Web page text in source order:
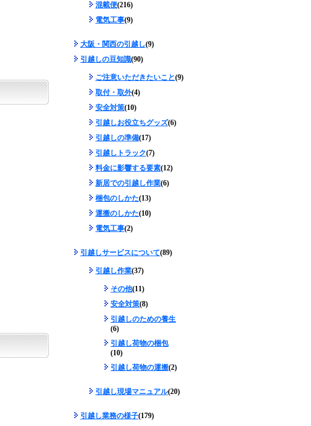
混載便(216)
電気工事(9)
大阪・関西の引越し(9)
引越しの豆知識(90)
ご注意いただきたいこと(9)
取付・取外(4)
安全対策(10)
引越しお役立ちグッズ(6)
引越しの準備(17)
引越しトラック(7)
料金に影響する要素(12)
新居での引越し作業(6)
梱包のしかた(13)
運搬のしかた(10)
電気工事(2)
引越しサービスについて(89)
引越し作業(37)
その他(11)
安全対策(8)
引越しのための養生
(6)
引越し荷物の梱包
(10)
引越し荷物の運搬(2)
引越し現場マニュアル(20)
引越し業務の様子(179)